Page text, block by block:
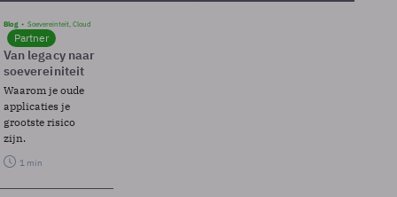
Blog Soevereinteit, Cloud
Partner
Van legacy naar
soevereiniteit
Waarom je oude
applicaties je
grootste risico
zijn.
1 min